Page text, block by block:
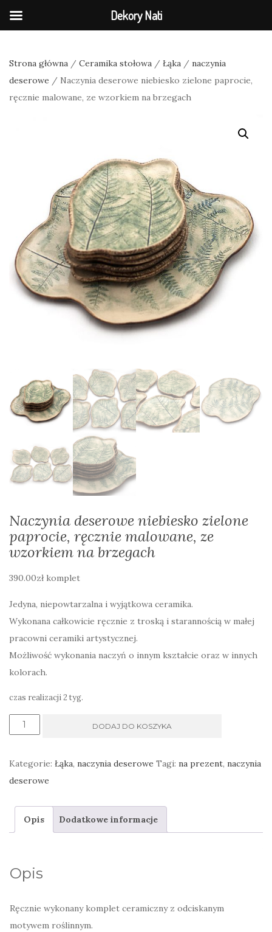
Strona główna / Ceramika stołowa / Łąka / naczynia
deserowe / Naczynia deserowe niebiesko zielone paprocie,
ręcznie malowane, ze wzorkiem na brzegach
Naczynia deserowe niebiesko zielone
paprocie, ręcznie malowane, ze
wzorkiem na brzegach
390.00zł komplet
Jedyna, niepowtarzalna i wyjątkowa ceramika.
Wykonana całkowicie ręcznie z troską i starannością w małej
pracowni ceramiki artystycznej.
Możliwość wykonania naczyń o innym kształcie oraz w innych
kolorach.
czas realizacji 2 tyg.
ilość
paprocie,
ręcznie
wzorkiem
brzegach
DODAJ DO KOSZYKA
Kategorie: Łąka, naczynia deserowe Tagi: na prezent, naczynia
deserowe
Opis Dodatkowe informacje
Opis
Ręcznie wykonany komplet ceramiczny z odciskanym
motywem roślinnym.
Dekory Nati